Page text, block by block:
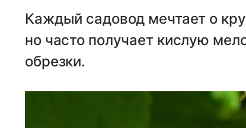
Каждый садовод мечтает о
но часто получает кислую
обрезки.